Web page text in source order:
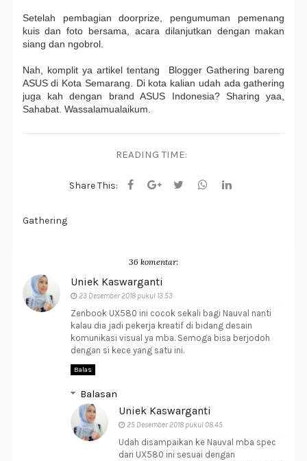
Setelah pembagian doorprize, pengumuman pemenang
kuis dan foto bersama, acara dilanjutkan dengan makan
siang dan ngobrol.
Nah, komplit ya artikel tentang  Blogger Gathering bareng
ASUS di Kota Semarang. Di kota kalian udah ada gathering
juga kah dengan brand ASUS Indonesia? Sharing yaa,
Sahabat. Wassalamualaikum.
READING TIME:
Share This:
Gathering
36 komentar:
Uniek Kaswarganti
23 Desember 2018 pukul 13.53
Zenbook UX580 ini cocok sekali bagi Nauval nanti
kalau dia jadi pekerja kreatif di bidang desain
komunikasi visual ya mba. Semoga bisa berjodoh
dengan si kece yang satu ini.
Balas
Balasan
Uniek Kaswarganti
25 Desember 2018 pukul 08.45
Udah disampaikan ke Nauval mba spec
dari UX580 ini sesuai dengan